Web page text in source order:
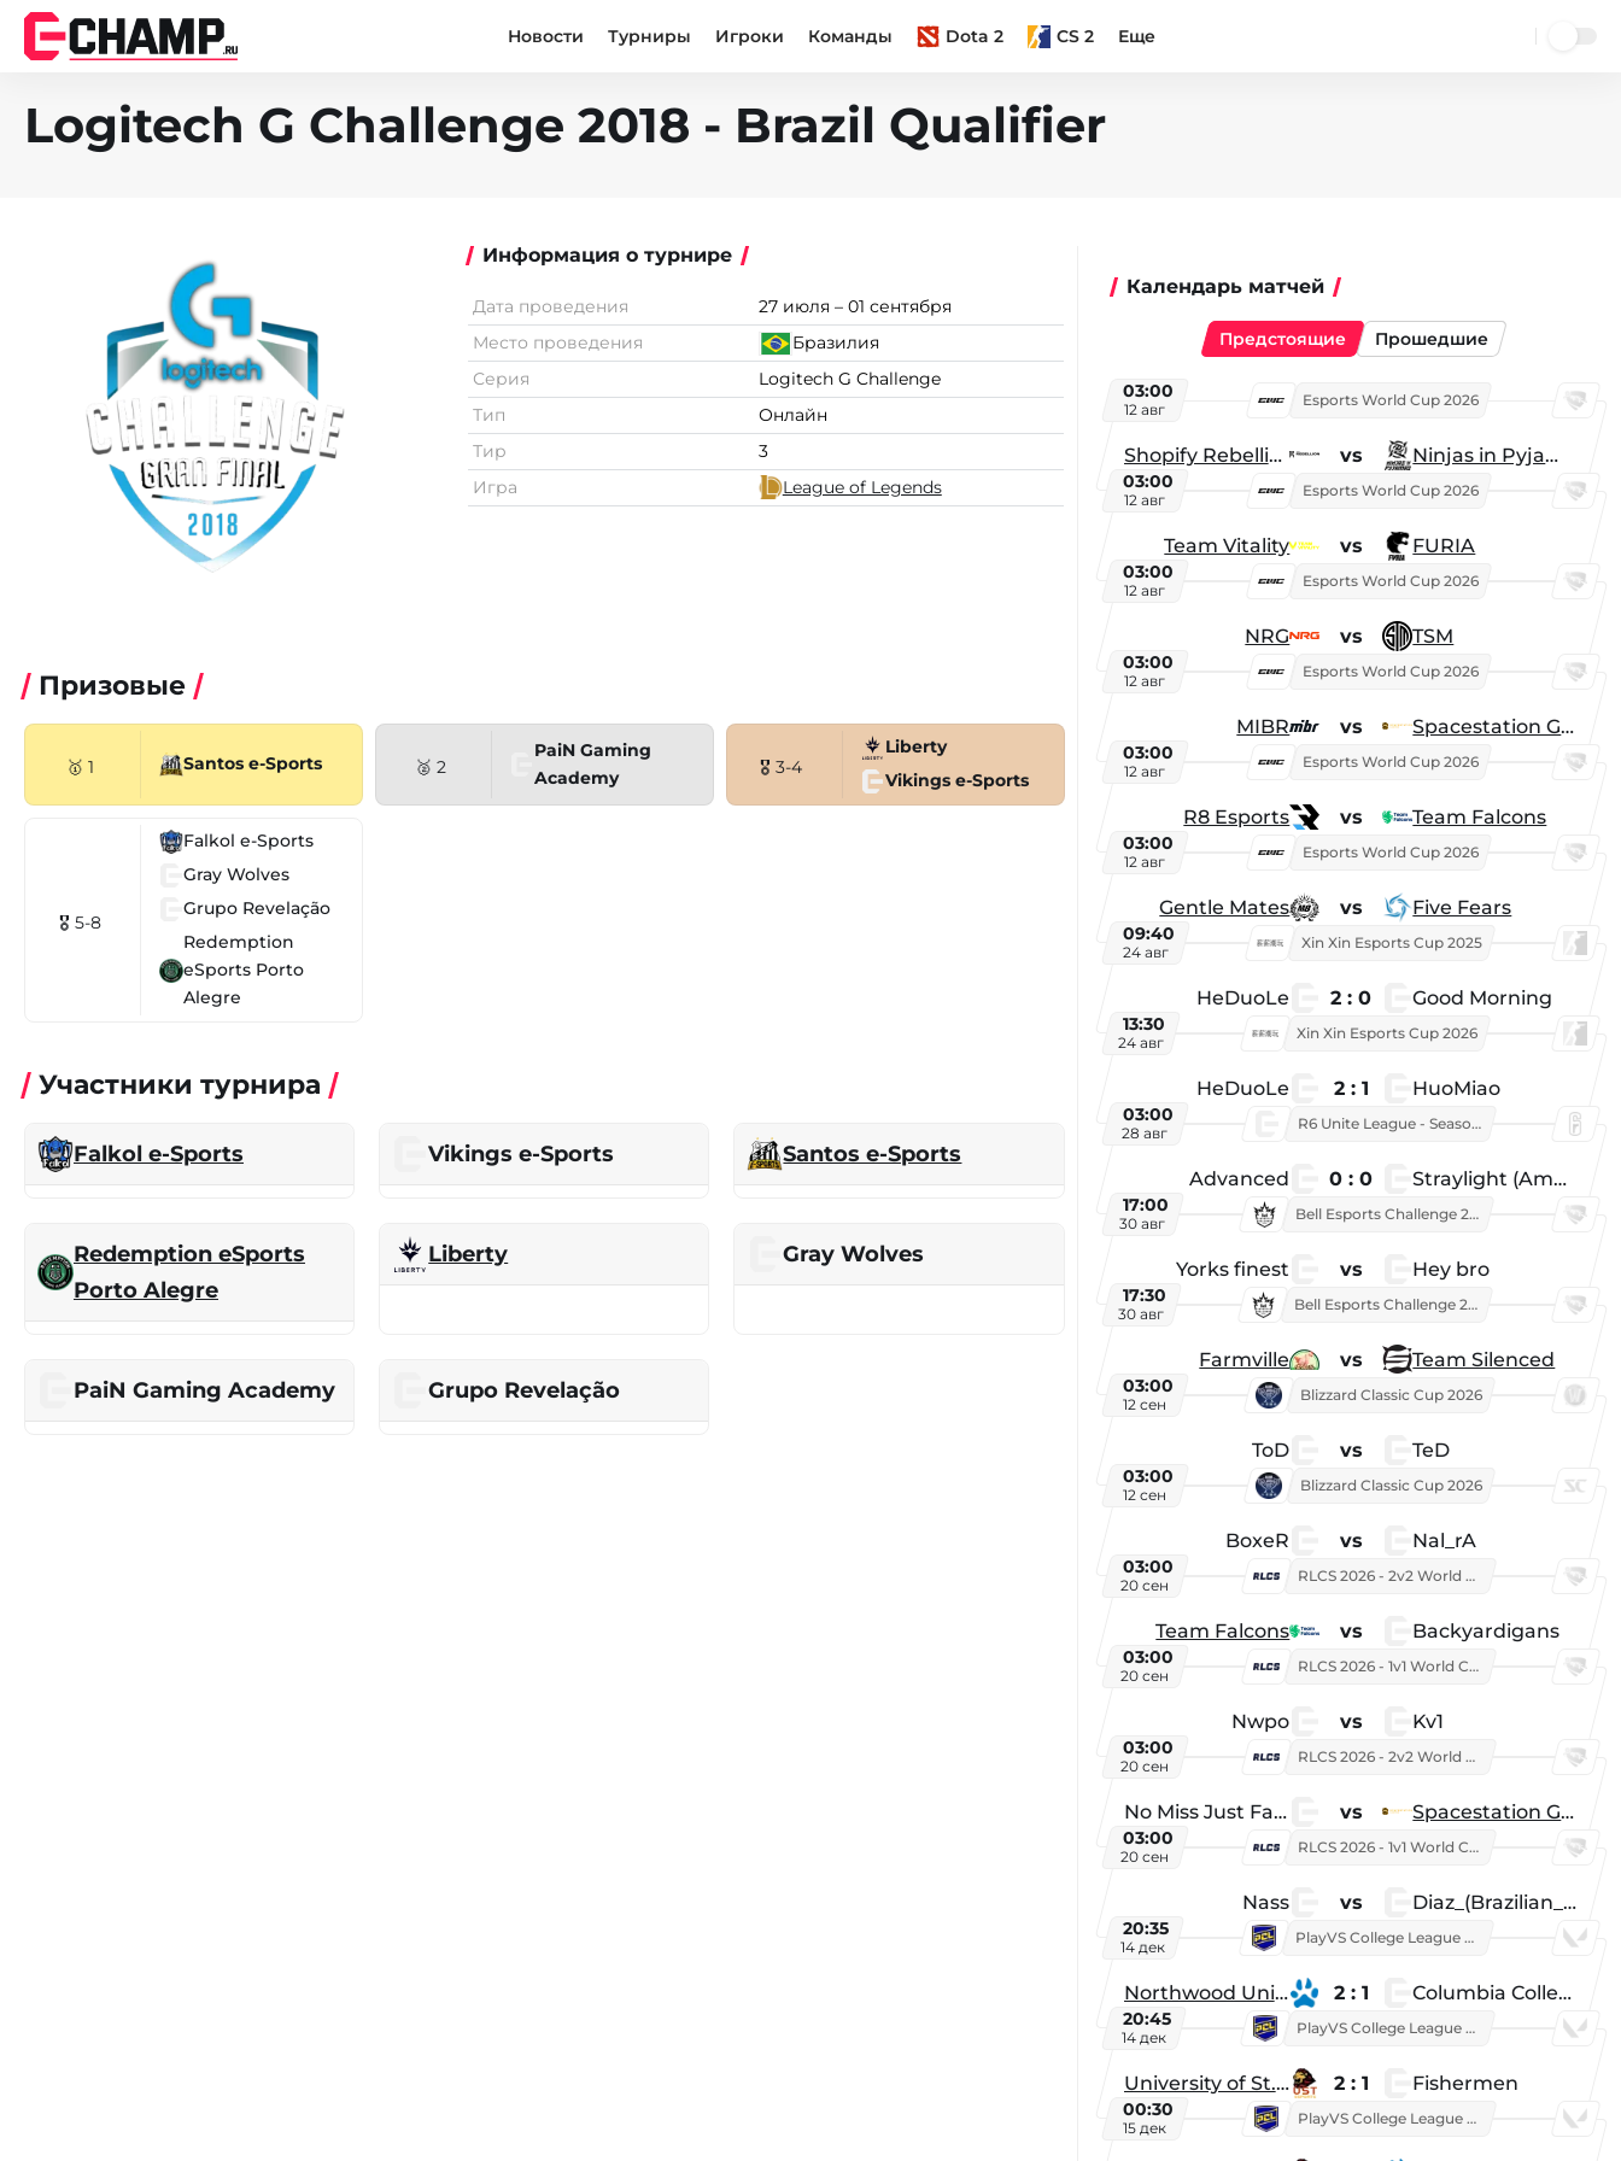
Новости Турниры Игроки Команды Dota 2 CS 2 Еще
Logitech G Challenge 2018 - Brazil Qualifier
Информация о турнире
Дата проведения
27 июля – 01 сентября
Место проведения
Бразилия
Серия
Logitech G Challenge
Тип
Онлайн
Тир
3
Игра
League of Legends
Призовые
🥇 1 Santos e-Sports 🥈 2
PaiN Gaming
Academy
🎖 3-4
Liberty
Vikings e-Sports
🎖 5-8
Falkol e-Sports
Gray Wolves
Grupo Revelação
Redemption
eSports Porto
Alegre
Участники турнира
Falkol e-Sports Vikings e-Sports Santos e-Sports
Redemption eSports
Porto Alegre
Liberty Gray Wolves
PaiN Gaming Academy Grupo Revelação
Календарь матчей
Предстоящие Прошедшие
03:00
12 авг
Esports World Cup 2026
Shopify Rebellion vs Ninjas in Pyjamas
03:00
12 авг
Esports World Cup 2026
Team Vitality vs FURIA
03:00
12 авг
Esports World Cup 2026
NRG vs TSM
03:00
12 авг
Esports World Cup 2026
MIBR vs Spacestation Gaming
03:00
12 авг
Esports World Cup 2026
R8 Esports vs Team Falcons
03:00
12 авг
Esports World Cup 2026
Gentle Mates vs Five Fears
09:40
24 авг
Xin Xin Esports Cup 2025
HeDuoLe 2 : 0 Good Morning
13:30
24 авг
Xin Xin Esports Cup 2026
HeDuoLe 2 : 1 HuoMiao
03:00
28 авг
R6 Unite League - Season 1
Advanced 0 : 0 Straylight (American team)
17:00
30 авг
Bell Esports Challenge 2026
Yorks finest vs Hey bro
17:30
30 авг
Bell Esports Challenge 2026
Farmville vs Team Silenced
03:00
12 сен
Blizzard Classic Cup 2026
ToD vs TeD
03:00
12 сен
Blizzard Classic Cup 2026
BoxeR vs Nal_rA
03:00
20 сен
RLCS 2026 - 2v2 World Championship
Team Falcons vs Backyardigans
03:00
20 сен
RLCS 2026 - 1v1 World Championship
Nwpo vs Kv1
03:00
20 сен
RLCS 2026 - 2v2 World Championship
No Miss Just Fake vs Spacestation Gaming
03:00
20 сен
RLCS 2026 - 1v1 World Championship
Nass vs Diaz_(Brazilian_Player)
20:35
14 дек
PlayVS College League 2025: Fall
Northwood University 2 : 1 Columbia College
20:45
14 дек
PlayVS College League 2025: Fall
University of St. Thomas 2 : 1 Fishermen
00:30
15 дек
PlayVS College League 2025: Fall